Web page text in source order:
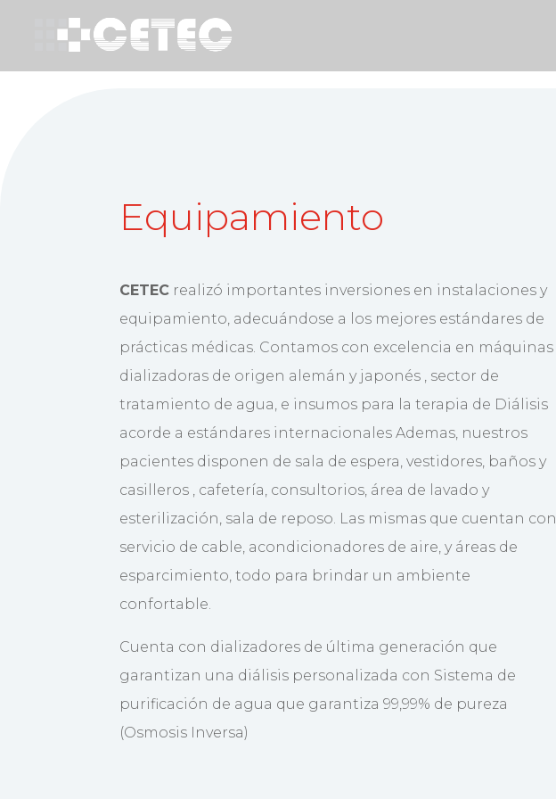
Equipamiento
CETEC realizó importantes inversiones en instalaciones y
equipamiento, adecuándose a los mejores estándares de
prácticas médicas. Contamos con excelencia en máquinas
dializadoras de origen alemán y japonés , sector de
tratamiento de agua, e insumos para la terapia de Diálisis
acorde a estándares internacionales Ademas, nuestros
pacientes disponen de sala de espera, vestidores, baños y
casilleros , cafetería, consultorios, área de lavado y
esterilización, sala de reposo. Las mismas que cuentan con
servicio de cable, acondicionadores de aire, y áreas de
esparcimiento, todo para brindar un ambiente
confortable.
Cuenta con dializadores de última generación que
garantizan una diálisis personalizada con Sistema de
purificación de agua que garantiza 99,99% de pureza
(Osmosis Inversa)